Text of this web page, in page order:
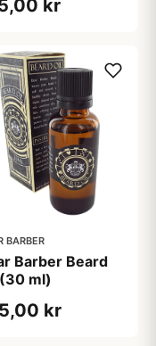
kr
BARBER
Barber Beard
ml)
kr